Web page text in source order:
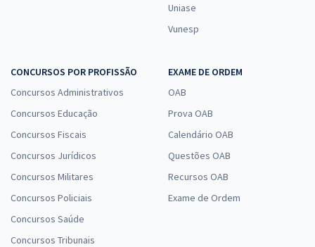
Uniase
Vunesp
CONCURSOS POR PROFISSÃO
Concursos Administrativos
Concursos Educação
Concursos Fiscais
Concursos Jurídicos
Concursos Militares
Concursos Policiais
Concursos Saúde
Concursos Tribunais
EXAME DE ORDEM
OAB
Prova OAB
Calendário OAB
Questões OAB
Recursos OAB
Exame de Ordem